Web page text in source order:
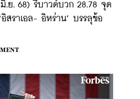
.ย. 68) รีบาวด์บวก 28.78 จุด
สราเอล- อิหร่าน’ บรรลุข้อ